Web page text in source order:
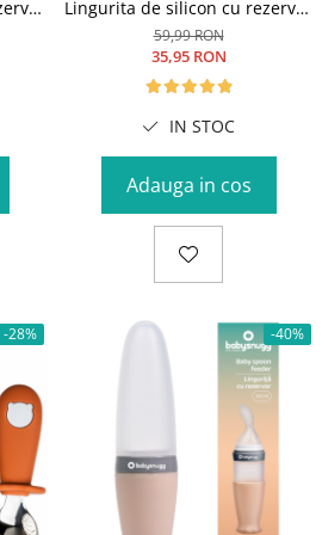
Lingurita de silicon cu rezervor
Babysnugg, Fara BPA, Portabila,
Roz
59,99 RON
35,95 RON
IN STOC
Adauga in cos
-28% -40%